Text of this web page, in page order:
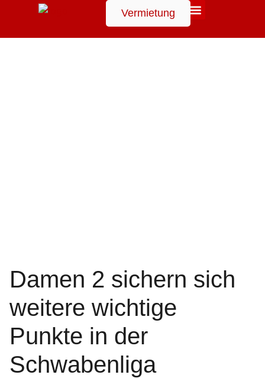
Suchen
Vermietung
Damen 2 sichern sich
weitere wichtige
Punkte in der
Schwabenliga